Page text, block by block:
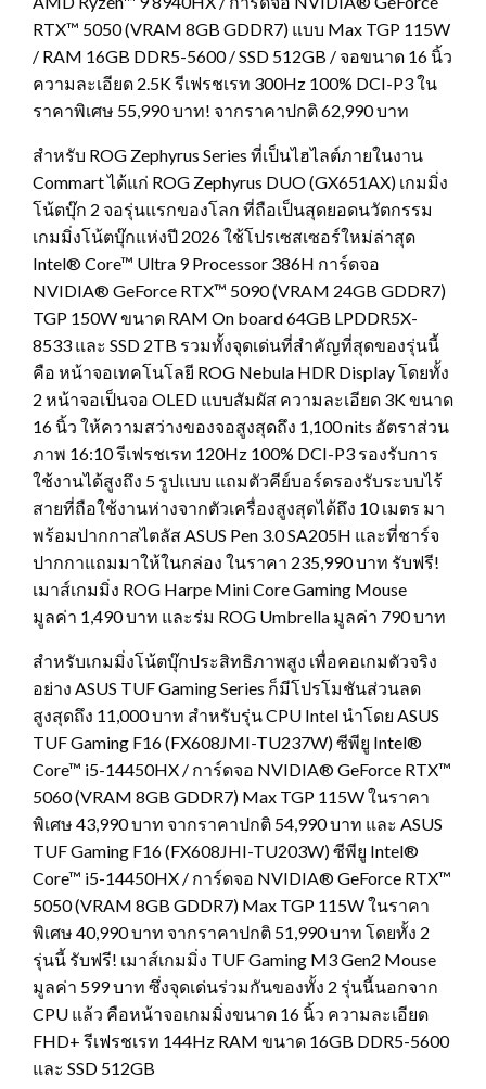
RTX™ 5050 (VRAM 8GB GDDR7) แบบ Max TGP 115W
/ RAM 16GB DDR5-5600 / SSD 512GB / จอขนาด 16 นิ้ว
ความละเอียด 2.5K รีเฟรชเรท 300Hz 100% DCI-P3 ใน
ราคาพิเศษ 55,990 บาท! จากราคาปกติ 62,990 บาท
สำหรับ ROG Zephyrus Series ที่เป็นไฮไลต์ภายในงาน
Commart ได้แก่ ROG Zephyrus DUO (GX651AX) เกมมิ่ง
โน้ตบุ๊ก 2 จอรุ่นแรกของโลก ที่ถือเป็นสุดยอดนวัตกรรม
เกมมิ่งโน้ตบุ๊กแห่งปี 2026 ใช้โปรเซสเซอร์ใหม่ล่าสุด
Intel® Core™ Ultra 9 Processor 386H การ์ดจอ
NVIDIA® GeForce RTX™ 5090 (VRAM 24GB GDDR7)
TGP 150W ขนาด RAM On board 64GB LPDDR5X-
8533 และ SSD 2TB รวมทั้งจุดเด่นที่สำคัญที่สุดของรุ่นนี้
คือ หน้าจอเทคโนโลยี ROG Nebula HDR Display โดยทั้ง
2 หน้าจอเป็นจอ OLED แบบสัมผัส ความละเอียด 3K ขนาด
16 นิ้ว ให้ความสว่างของจอสูงสุดถึง 1,100 nits อัตราส่วน
ภาพ 16:10 รีเฟรชเรท 120Hz 100% DCI-P3 รองรับการ
ใช้งานได้สูงถึง 5 รูปแบบ แถมตัวคีย์บอร์ดรองรับระบบไร้
สายที่ถือใช้งานห่างจากตัวเครื่องสูงสุดได้ถึง 10 เมตร มา
พร้อมปากกาสไตลัส ASUS Pen 3.0 SA205H และที่ชาร์จ
ปากกาแถมมาให้ในกล่อง ในราคา 235,990 บาท รับฟรี!
เมาส์เกมมิ่ง ROG Harpe Mini Core Gaming Mouse
มูลค่า 1,490 บาท และร่ม ROG Umbrella มูลค่า 790 บาท
สำหรับเกมมิ่งโน้ตบุ๊กประสิทธิภาพสูง เพื่อคอเกมตัวจริง
อย่าง ASUS TUF Gaming Series ก็มีโปรโมชันส่วนลด
สูงสุดถึง 11,000 บาท สำหรับรุ่น CPU Intel นำโดย ASUS
TUF Gaming F16 (FX608JMI-TU237W) ซีพียู Intel®
Core™ i5-14450HX / การ์ดจอ NVIDIA® GeForce RTX™
5060 (VRAM 8GB GDDR7) Max TGP 115W ในราคา
พิเศษ 43,990 บาท จากราคาปกติ 54,990 บาท และ ASUS
TUF Gaming F16 (FX608JHI-TU203W) ซีพียู Intel®
Core™ i5-14450HX / การ์ดจอ NVIDIA® GeForce RTX™
5050 (VRAM 8GB GDDR7) Max TGP 115W ในราคา
พิเศษ 40,990 บาท จากราคาปกติ 51,990 บาท โดยทั้ง 2
รุ่นนี้ รับฟรี! เมาส์เกมมิ่ง TUF Gaming M3 Gen2 Mouse
มูลค่า 599 บาท ซึ่งจุดเด่นร่วมกันของทั้ง 2 รุ่นนี้นอกจาก
CPU แล้ว คือหน้าจอเกมมิ่งขนาด 16 นิ้ว ความละเอียด
FHD+ รีเฟรชเรท 144Hz RAM ขนาด 16GB DDR5-5600
และ SSD 512GB